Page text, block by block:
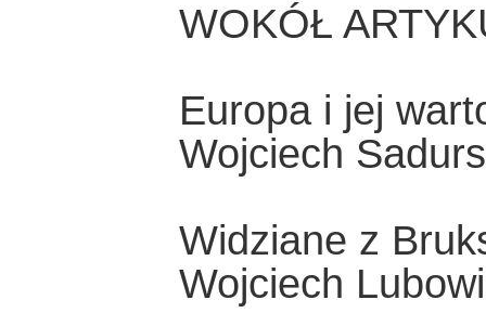
WOKÓŁ
Europa i jej
Wojciech
Widziane z
Wojciech